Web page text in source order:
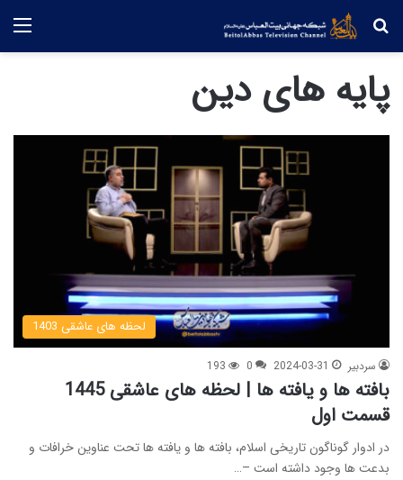
جستجو
پایه های دین
لحظه های عاشقی 1403
سردبیر 2024-03-31
0
193
بافته ها و یافته ها | لحظه های عاشقی 1445
قسمت اول
در ادوار گوناگون تاریخی اسلام، بافته ها و یافته ها تحت عناوین خرافات و
بدعت ها وجود داشته است –…